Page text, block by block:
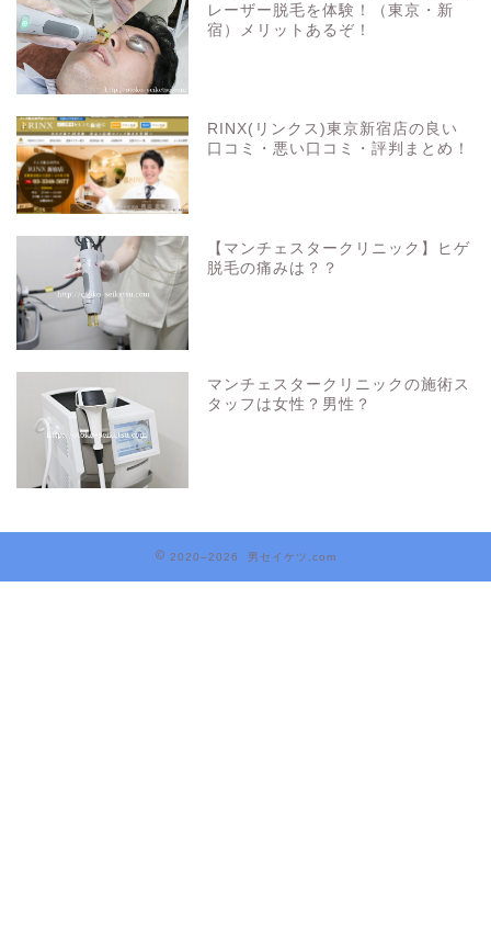
レーザー脱毛を体験！（東京・新
宿）メリットあるぞ！
RINX(リンクス)東京新宿店の良い
口コミ・悪い口コミ・評判まとめ！
【マンチェスタークリニック】ヒゲ
脱毛の痛みは？？
マンチェスタークリニックの施術ス
タッフは女性？男性？
2020–2026 男セイケツ.com